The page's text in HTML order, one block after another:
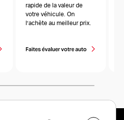
rapide de la valeur de
votre véhicule. On
l’achète au meilleur prix.
Faites évaluer votre auto